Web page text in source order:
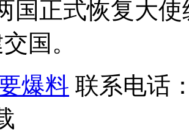
国正式恢复大
国。
爆料 联系电话